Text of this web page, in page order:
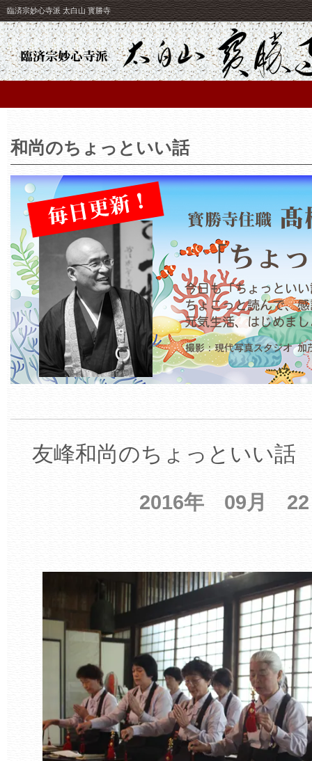
臨済宗妙心寺派 太白山 寳勝寺
和尚のちょっといい話
友峰和尚のちょっといい話
2016年 09月